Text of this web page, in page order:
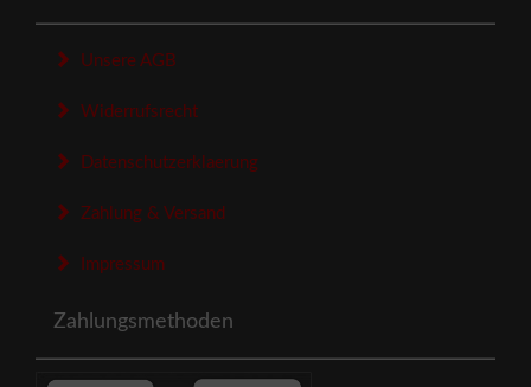
Unsere AGB
Widerrufsrecht
Datenschutzerklaerung
Zahlung & Versand
Impressum
Zahlungsmethoden